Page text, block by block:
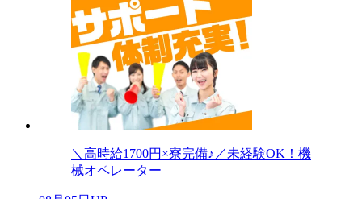
＼高時給1700円×寮完備♪／未経験OK！機
械オペレーター